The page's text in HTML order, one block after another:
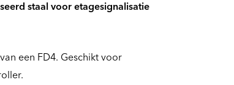
staal voor etagesignalisatie
een FD4. Geschikt voor